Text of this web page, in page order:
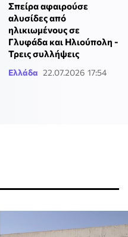
Σπείρα αφαιρούσε
αλυσίδες από
ηλικιωμένους σε
Γλυφάδα και Ηλιούπολη -
Τρεις συλλήψεις
Ελλάδα 22.07.2026 17:54